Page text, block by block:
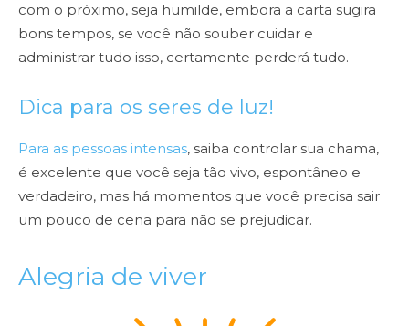
com o próximo, seja humilde, embora a carta sugira
bons tempos, se você não souber cuidar e
administrar tudo isso, certamente perderá tudo.
Dica para os seres de luz!
Para as pessoas intensas, saiba controlar sua chama,
é excelente que você seja tão vivo, espontâneo e
verdadeiro, mas há momentos que você precisa sair
um pouco de cena para não se prejudicar.
Alegria de viver